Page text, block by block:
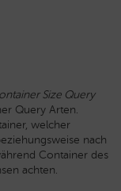
Size Query
Query Arten.
welcher
nach
Container des
achten.